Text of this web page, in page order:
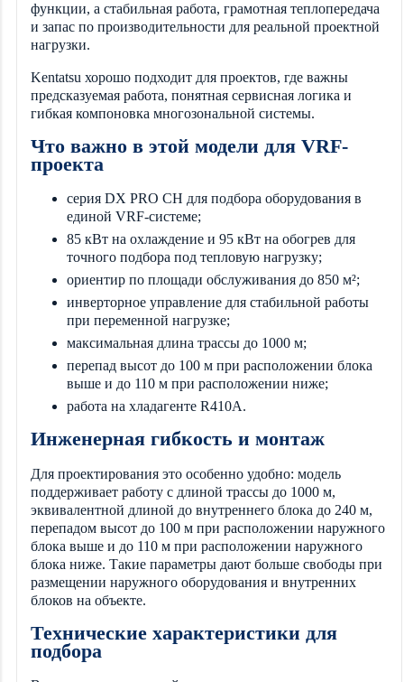
функции, а стабильная работа, грамотная теплопередача
и запас по производительности для реальной проектной
нагрузки.
Kentatsu хорошо подходит для проектов, где важны
предсказуемая работа, понятная сервисная логика и
гибкая компоновка многозональной системы.
Что важно в этой модели для VRF-
проекта
серия DX PRO CH для подбора оборудования в
единой VRF-системе;
85 кВт на охлаждение и 95 кВт на обогрев для
точного подбора под тепловую нагрузку;
ориентир по площади обслуживания до 850 м²;
инверторное управление для стабильной работы
при переменной нагрузке;
максимальная длина трассы до 1000 м;
перепад высот до 100 м при расположении блока
выше и до 110 м при расположении ниже;
работа на хладагенте R410A.
Инженерная гибкость и монтаж
Для проектирования это особенно удобно: модель
поддерживает работу с длиной трассы до 1000 м,
эквивалентной длиной до внутреннего блока до 240 м,
перепадом высот до 100 м при расположении наружного
блока выше и до 110 м при расположении наружного
блока ниже. Такие параметры дают больше свободы при
размещении наружного оборудования и внутренних
блоков на объекте.
Технические характеристики для
подбора